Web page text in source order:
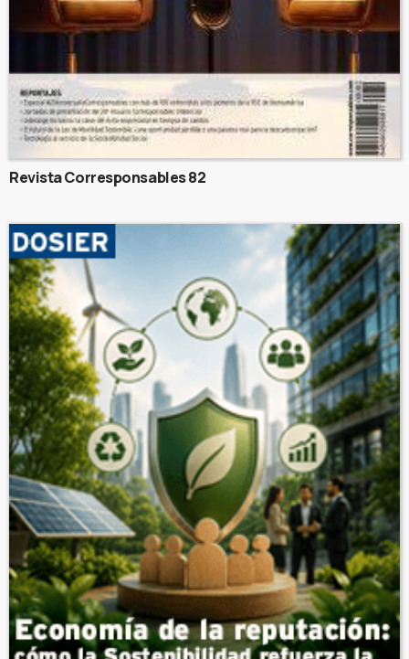
Revista Corresponsables 82